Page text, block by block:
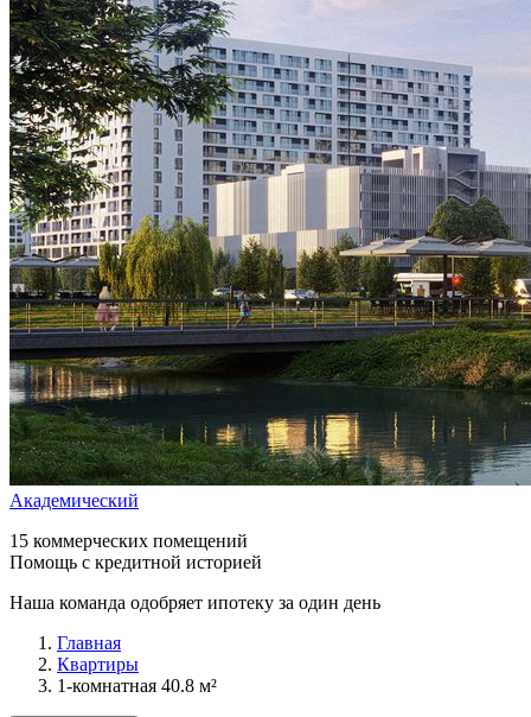
Академический
15 коммерческих помещений
Помощь с кредитной историей
Наша команда одобряет ипотеку за один день
Главная
Квартиры
1-комнатная 40.8 м²